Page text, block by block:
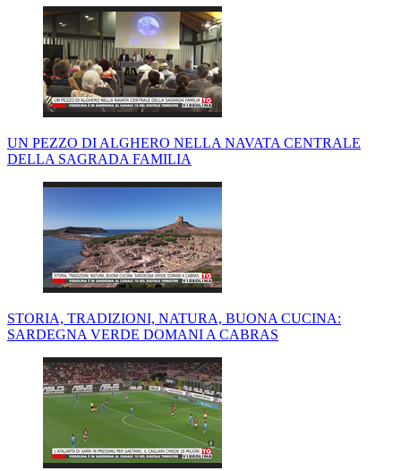
UN PEZZO DI ALGHERO NELLA NAVATA CENTRALE
DELLA SAGRADA FAMILIA
STORIA, TRADIZIONI, NATURA, BUONA CUCINA:
SARDEGNA VERDE DOMANI A CABRAS